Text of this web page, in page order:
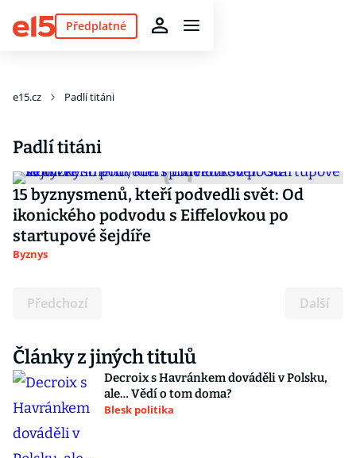
Předplatné
e15.cz Padlí titáni
Padlí titáni
15 byznysmenů, kteří podvedli svět: Od
ikonického podvodu s Eiffelovkou po
startupové šejdíře
Byznys
Předchozí Další
Články z jiných titulů
Decroix s Havránkem dováděli v Polsku,
ale… Vědí o tom doma?
Blesk politika